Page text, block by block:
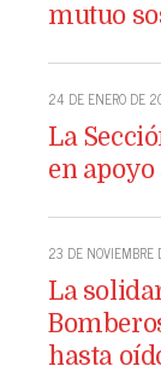
mutuo
24 DE ENERO DE
La
en
23 DE
La
hasta